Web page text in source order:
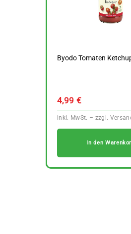
Byodo Tomaten
4,99 €
In den